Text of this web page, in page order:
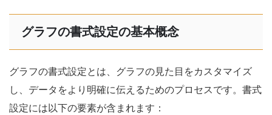
グラフの書式設定の基本概念
グラフの書式設定とは、グラフの見た目をカスタマイズ
し、データをより明確に伝えるためのプロセスです。書式
設定には以下の要素が含まれます：